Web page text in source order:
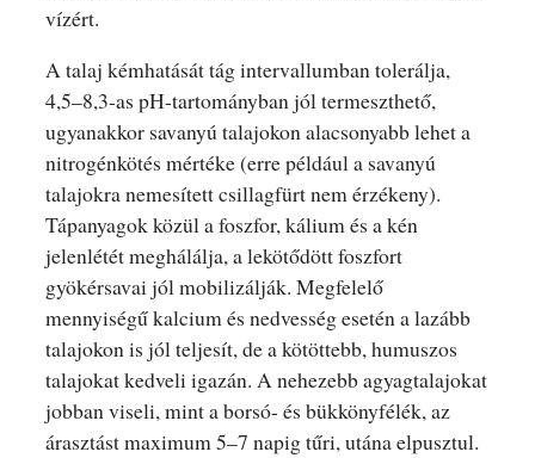
vízért.
A talaj kémhatását tág intervallumban tolerálja,
4,5–8,3-as pH-tartományban jól termeszthető,
ugyanakkor savanyú talajokon alacsonyabb lehet a
nitrogénkötés mértéke (erre például a savanyú
talajokra nemesített csillagfürt nem érzékeny).
Tápanyagok közül a foszfor, kálium és a kén
jelenlétét meghálálja, a lekötődött foszfort
gyökérsavai jól mobilizálják. Megfelelő
mennyiségű kalcium és nedvesség esetén a lazább
talajokon is jól teljesít, de a kötöttebb, humuszos
talajokat kedveli igazán. A nehezebb agyagtalajokat
jobban viseli, mint a borsó- és bükkönyfélék, az
árasztást maximum 5–7 napig tűri, utána elpusztul.